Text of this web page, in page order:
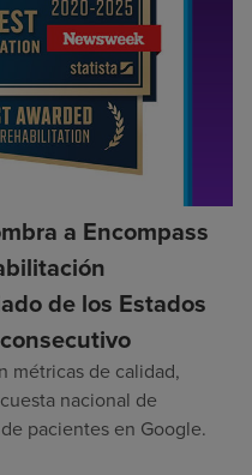
a Encompass
de los Estados
métricas de calidad,
nacional de
pacientes en Google.